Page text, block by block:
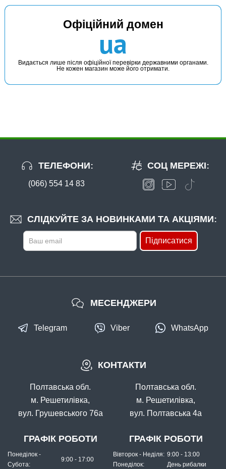
Офіційний домен
ua
Видається лише після офіційної перевірки державними органами.
Не кожен магазин може його отримати.
ТЕЛЕФОНИ:
(066) 554 14 83
СЛІДКУЙТЕ ЗА НОВИНКАМИ ТА АКЦІЯМИ:
Підписатися
СОЦ МЕРЕЖІ:
КОНТАКТИ
Полтавська обл.
м. Решетилівка,
вул. Грушевського 76а
ГРАФІК РОБОТИ
Понеділок -
Субота:
9:00 - 17:00
Полтавська обл.
м. Решетилівка,
вул. Полтавська 4а
ГРАФІК РОБОТИ
Вівторок - Неділя: 9:00 - 13:00
Понеділок:
День рибалки
МЕСЕНДЖЕРИ
Telegram Viber WhatsApp